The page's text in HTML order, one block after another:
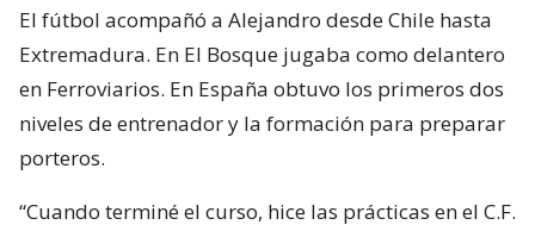
El fútbol acompañó a Alejandro desde Chile hasta
Extremadura. En El Bosque jugaba como delantero
en Ferroviarios. En España obtuvo los primeros dos
niveles de entrenador y la formación para preparar
porteros.
“Cuando terminé el curso, hice las prácticas en el C.F.